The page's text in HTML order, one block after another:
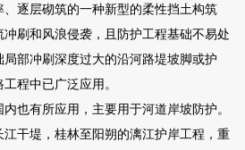
逐层砌筑的一种新型的柔性挡土构筑
刷和风浪侵袭，且防护工程基础不易处
部冲刷深度过大的沿河路堤坡脚或护
程中已广泛应用。
也有所应用，主要用于河道岸坡防护。
干堤，桂林至阳朔的漓江护岸工程，重